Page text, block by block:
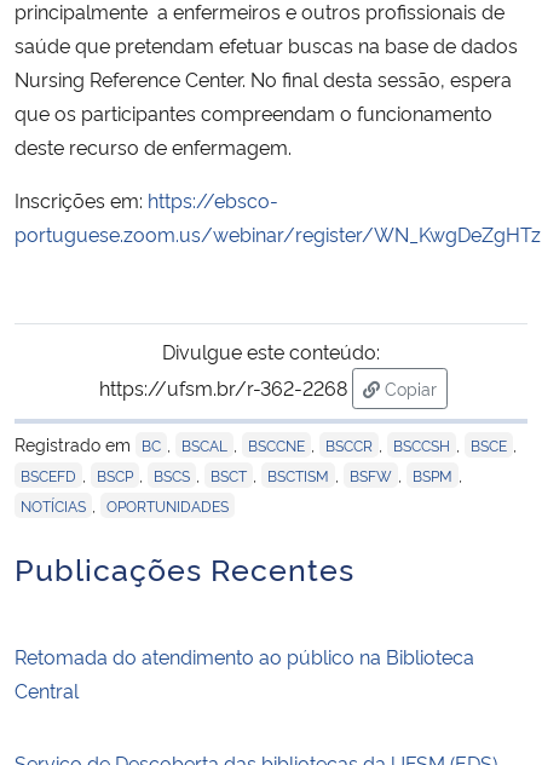
principalmente a enfermeiros e outros profissionais de
saúde que pretendam efetuar buscas na base de dados
Nursing Reference Center. No final desta sessão, espera
que os participantes compreendam o funcionamento
deste recurso de enfermagem.
Inscrições em: https://ebsco-
portuguese.zoom.us/webinar/register/
Divulgue este conteúdo:
https://ufsm.br/r-362-2268
Copiar
para área de
Registrado em
BC BSCAL BSCCNE BSCCR BSCCSH BSCE
BSCEFD BSCP BSCS BSCT BSCTISM BSFW BSPM
NOTÍCIAS OPORTUNIDADES
Publicações Recentes
Retomada do atendimento ao público na Biblioteca
Central